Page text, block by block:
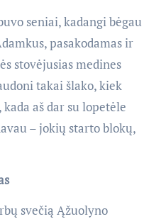
seniai, kadangi bėgau
pasakodamas ir
stovėjusias medines
takai šlako, kiek
aš dar su lopetėle
– jokių starto blokų,
svečią Ąžuolyno